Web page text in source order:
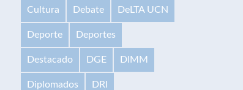
Cultura Debate DeLTA UCN
Deporte Deportes
Destacado DGE DIMM
Diplomados DRI